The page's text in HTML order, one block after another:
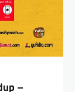
–